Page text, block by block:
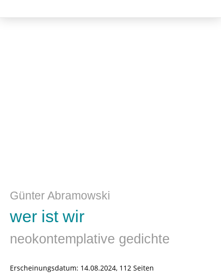
Günter Abramowski
wer ist wir
neokontemplative gedichte
Erscheinungsdatum: 14.08.2024, 112 Seiten